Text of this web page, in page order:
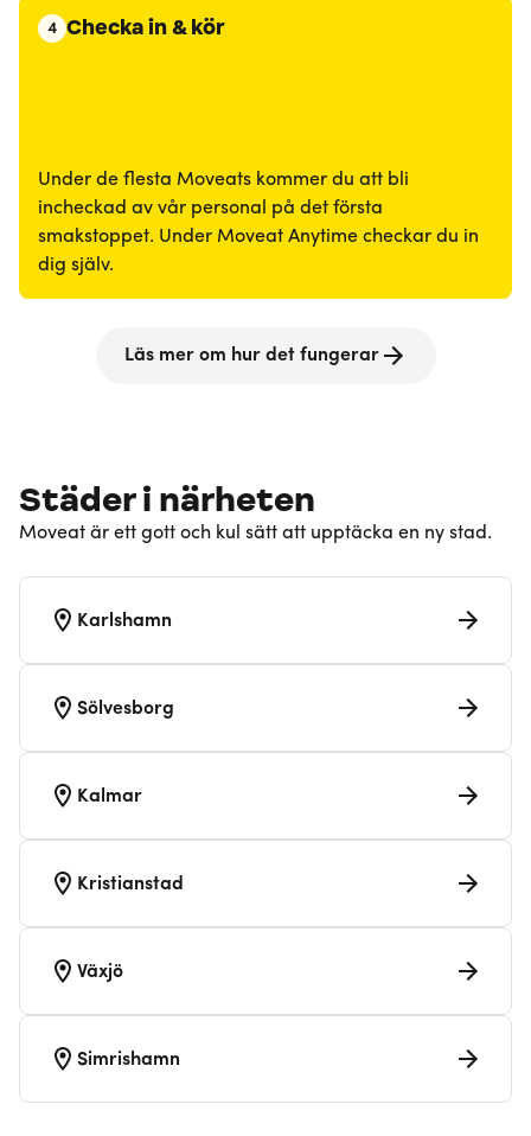
4 Checka in & kör
Under de flesta Moveats kommer du att bli
incheckad av vår personal på det första
smakstoppet. Under Moveat Anytime checkar du in
dig själv.
Läs mer om hur det fungerar
Städer i närheten
Moveat är ett gott och kul sätt att upptäcka en ny stad.
Karlshamn
Sölvesborg
Kalmar
Kristianstad
Växjö
Simrishamn